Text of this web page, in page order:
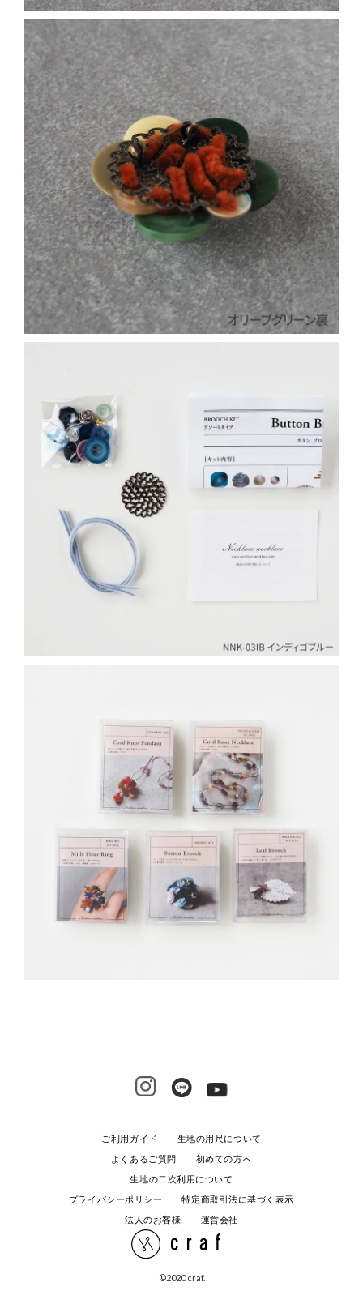
ご利用ガイド 生地の用尺について
よくあるご質問 初めての方へ
生地の二次利用について
プライバシーポリシー 特定商取引法に基づく表示
法人のお客様 運営会社
©️2020 craf.